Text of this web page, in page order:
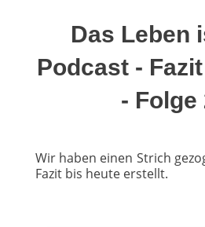
Das Leben
Podcast -
- Folge
Wir haben einen Strich
Fazit bis heute erstellt.